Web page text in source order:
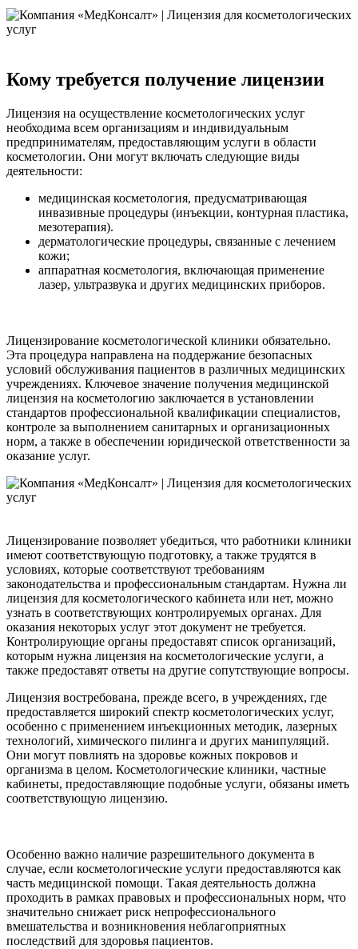
Кому требуется получение лицензии
Лицензия на осуществление косметологических услуг
необходима всем организациям и индивидуальным
предпринимателям, предоставляющим услуги в области
косметологии. Они могут включать следующие виды
деятельности:
медицинская косметология, предусматривающая
инвазивные процедуры (инъекции, контурная пластика,
мезотерапия).
дерматологические процедуры, связанные с лечением
кожи;
аппаратная косметология, включающая применение
лазер, ультразвука и других медицинских приборов.
Лицензирование косметологической клиники обязательно.
Эта процедура направлена на поддержание безопасных
условий обслуживания пациентов в различных медицинских
учреждениях. Ключевое значение получения медицинской
лицензия на косметологию заключается в установлении
стандартов профессиональной квалификации специалистов,
контроле за выполнением санитарных и организационных
норм, а также в обеспечении юридической ответственности за
оказание услуг.
Лицензирование позволяет убедиться, что работники клиники
имеют соответствующую подготовку, а также трудятся в
условиях, которые соответствуют требованиям
законодательства и профессиональным стандартам. Нужна ли
лицензия для косметологического кабинета или нет, можно
узнать в соответствующих контролируемых органах. Для
оказания некоторых услуг этот документ не требуется.
Контролирующие органы предоставят список организаций,
которым нужна лицензия на косметологические услуги, а
также предоставят ответы на другие сопутствующие вопросы.
Лицензия востребована, прежде всего, в учреждениях, где
предоставляется широкий спектр косметологических услуг,
особенно с применением инъекционных методик, лазерных
технологий, химического пилинга и других манипуляций.
Они могут повлиять на здоровье кожных покровов и
организма в целом. Косметологические клиники, частные
кабинеты, предоставляющие подобные услуги, обязаны иметь
соответствующую лицензию.
Особенно важно наличие разрешительного документа в
случае, если косметологические услуги предоставляются как
часть медицинской помощи. Такая деятельность должна
проходить в рамках правовых и профессиональных норм, что
значительно снижает риск непрофессионального
вмешательства и возникновения неблагоприятных
последствий для здоровья пациентов.